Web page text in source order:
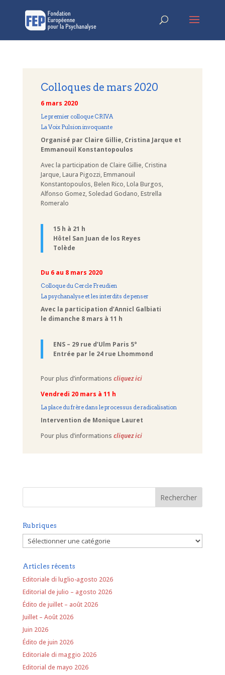
Colloques de mars 2020
6 mars 2020
Le premier colloque CRIVA
La Voix Pulsion invoquante
Organisé par Claire Gillie, Cristina Jarque et
Emmanouil Konstantopoulos
Avec la participation de Claire Gillie, Cristina
Jarque, Laura Pigozzi, Emmanouil
Konstantopoulos, Belen Rico, Lola Burgos,
Alfonso Gomez, Soledad Godano, Estrella
Romeralo
15 h à 21 h
Hôtel San Juan de los Reyes
Tolède
Du 6 au 8 mars 2020
Colloque du Cercle Freudien
La psychanalyse et les interdits de penser
Avec la participation d’Annicl Galbiati
le dimanche 8 mars à 11 h
ENS – 29 rue d’Ulm Paris 5°
Entrée par le 24 rue Lhommond
Pour plus d’informations cliquez ici
Vendredi 20 mars à 11 h
La place du frère dans le processus de radicalisation
Intervention de Monique Lauret
Pour plus d’informations cliquez ici
Rubriques
Rubriques
Articles récents
Editoriale di luglio-agosto 2026
Editorial de julio – agosto 2026
Édito de juillet – août 2026
Juillet – Août 2026
Juin 2026
Édito de juin 2026
Editoriale di maggio 2026
Editorial de mayo 2026